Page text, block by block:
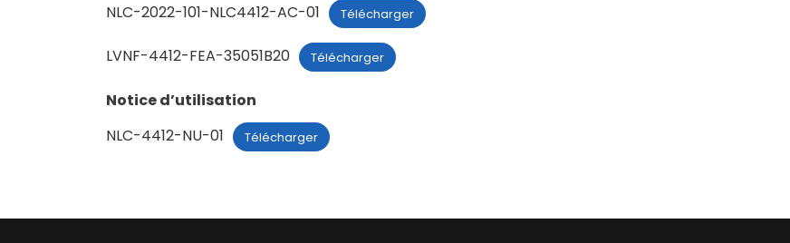
NLC-2022-101-NLC4412-AC-01
Télécharger
LVNF-4412-FEA-35051B20 Télécharger
Notice d’utilisation
NLC-4412-NU-01
Télécharger